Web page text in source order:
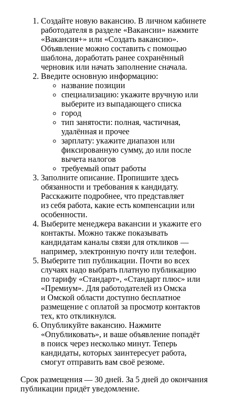
Создайте новую вакансию. В личном кабинете
работодателя в разделе «Вакансии» нажмите
«Вакансия+» или «Создать вакансию».
Объявление можно составить с помощью
шаблона, доработать ранее сохранённый
черновик или начать заполнение сначала.
Введите основную информацию:
название позиции
специализацию: укажите вручную или
выберите из выпадающего списка
город
тип занятости: полная, частичная,
удалённая и прочее
зарплату: укажите диапазон или
фиксированную сумму, до или после
вычета налогов
требуемый опыт работы
Заполните описание. Пропишите здесь
обязанности и требования к кандидату.
Расскажите подробнее, что представляет
из себя работа, какие есть компенсации или
особенности.
Выберите менеджера вакансии и укажите его
контакты. Можно также показывать
кандидатам каналы связи для откликов —
например, электронную почту или телефон.
Выберите тип публикации. Почти во всех
случаях надо выбрать платную публикацию
по тарифу «Стандарт», «Стандарт плюс» или
«Премиум». Для работодателей из Омска
и Омской области доступно бесплатное
размещение с оплатой за просмотр контактов
тех, кто откликнулся.
Опубликуйте вакансию. Нажмите
«Опубликовать», и ваше объявление попадёт
в поиск через несколько минут. Теперь
кандидаты, которых заинтересует работа,
смогут отправить вам своё резюме.
Срок размещения — 30 дней. За 5 дней до окончания
публикации придёт уведомление.